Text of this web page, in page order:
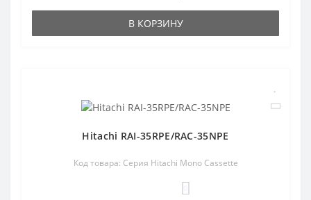
В КОРЗИНУ
Hitachi RAI-35RPE/RAC-35NPE
Код товара: Серия Hitachi Mono Cassette